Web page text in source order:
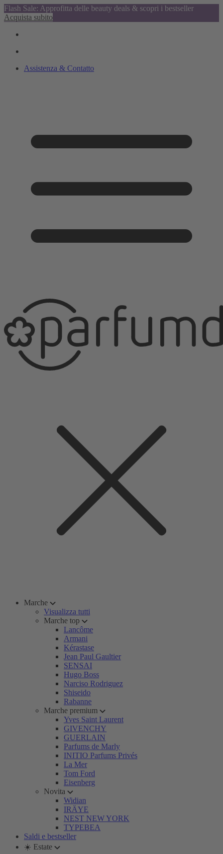
Flash Sale: Approfitta delle beauty deals & scopri i bestseller
Acquista subito
Assistenza & Contatto
Marche
Visualizza tutti
Marche top
Lancôme
Armani
Kérastase
Jean Paul Gaultier
SENSAI
Hugo Boss
Narciso Rodriguez
Shiseido
Rabanne
Marche premium
Yves Saint Laurent
GIVENCHY
GUERLAIN
Parfums de Marly
INITIO Parfums Privés
La Mer
Tom Ford
Eisenberg
Novita
Widian
IRÄYE
NEST NEW YORK
TYPEBEA
Saldi e bestseller
☀️ Estate